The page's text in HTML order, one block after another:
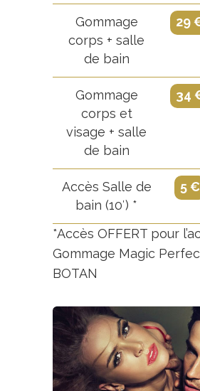
Gommage
corps + salle
de bain
29
Gommage
corps et
visage + salle
de bain
34
Accès Salle de
bain (10′) *
5 €
*Accès OFFERT pour
Gommage Magic
BOTAN